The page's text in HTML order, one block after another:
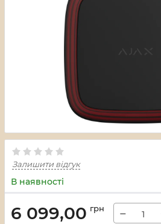
Залишити відгук
В наявності
6 099,00 грн −